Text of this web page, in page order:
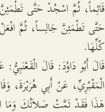
قَائِماً، ثُمَّ اسْجُدْ حَتَّى
حَتَّى تَطْمَئِنَّ جَالِساً، ثُمَّ
كُلِّهَا.
قَالَ أَبُو دَاوُدَ: قَالَ
الْمَقْبُرِيِّ، عَنْ أَبِي هُرَيْرَةَ،
هَذَا فَقَدْ تَمَّتْ صَلاَتُكَ وَمَا